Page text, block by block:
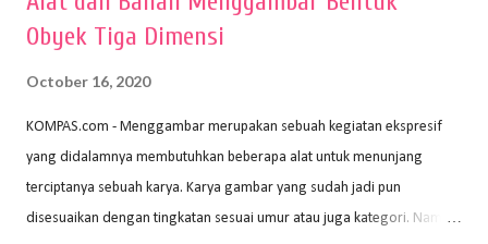
Obyek Tiga Dimensi
October 16, 2020
KOMPAS.com - Menggambar merupakan sebuah kegiatan ekspresif
yang didalamnya membutuhkan beberapa alat untuk menunjang
terciptanya sebuah karya. Karya gambar yang sudah jadi pun
disesuaikan dengan tingkatan sesuai umur atau juga kategori. Namun,